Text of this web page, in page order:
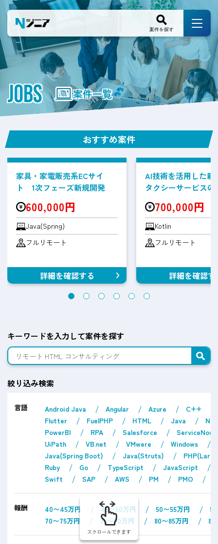
JOBS 案件一覧
おすすめ案件
家具・家電販売系ECサイ
ト 1次フェーズ新規開発
600,000円
Java(Spring)
フルリモート
詳細を確認する
AI技術を活用した新
タクシーサービスの
案件700,000円
Kotlin
フルリモート
詳細を確認す
キーワードを入力して案件を探す
絞り込み検索
言語 Android Java Angular Azure
C++
Flutter
FuelPHP HTML Java
PowerBI
RPA Salesforce
ServiceNow
UiPath
VB.net VMwere Windows
Java(Spring Boot)
Java(Struts)
Ruby
Go TypeScript JavaScript
Swift
SAP AWS PM PMO
報酬 40〜45万円 45〜50万円 50〜55万円
70〜75万円
75〜80万円 80〜85万円 85
スクロールできます